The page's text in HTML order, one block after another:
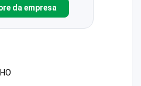
da empresa